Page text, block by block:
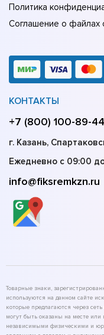
Политика
Соглашение о файлах
КОНТАКТЫ
+7 (800) 100-89-44
г. Казань,
Ежедневно с 09:00
info@fiksremkzn.ru
Товарные знаки,
используются на данном сайте
которые предлагаются через
могут быть оказаны на месте
независимыми физическими и